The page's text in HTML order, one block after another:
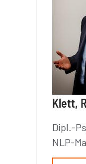
Klett,
Dipl.-
NLP-